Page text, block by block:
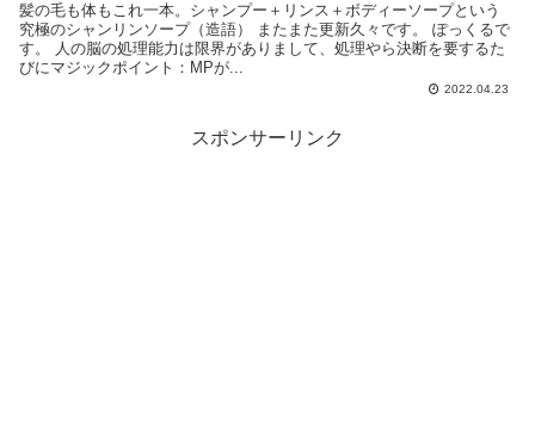
髪の毛も体もこれ一本。シャンプー＋リンス＋ボディーソープという
究極のシャンリンソープ（造語） またまた更新久々です。 ぽっくるで
す。 人の脳の処理能力は限界がありまして、処理やら決断を要するた
びにマジックポイント：MPが...
2022.04.23
スポンサーリンク